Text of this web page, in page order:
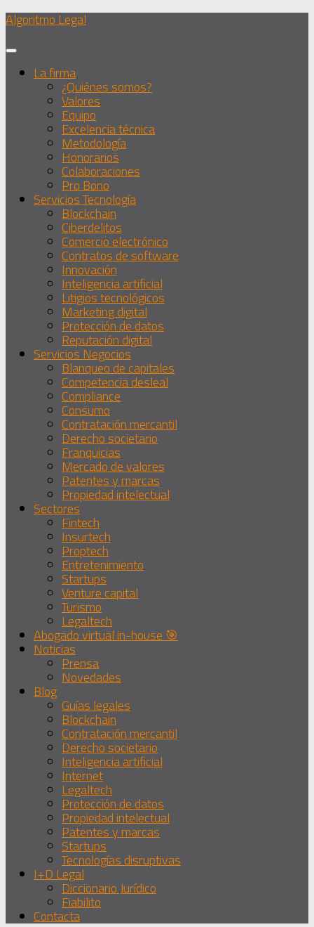
Debajo
del
contenido
Algoritmo Legal
La firma
¿Quiénes somos?
Valores
Equipo
Excelencia técnica
Metodología
Honorarios
Colaboraciones
Pro Bono
Servicios Tecnología
Blockchain
Ciberdelitos
Comercio electrónico
Contratos de software
Innovación
Inteligencia artificial
Litigios tecnológicos
Marketing digital
Protección de datos
Reputación digital
Servicios Negocios
Blanqueo de capitales
Competencia desleal
Compliance
Consumo
Contratación mercantil
Derecho societario
Franquicias
Mercado de valores
Patentes y marcas
Propiedad intelectual
Sectores
Fintech
Insurtech
Proptech
Entretenimiento
Startups
Venture capital
Turismo
Legaltech
Abogado virtual in-house 🎯
Noticias
Prensa
Novedades
Blog
Guías legales
Blockchain
Contratación mercantil
Derecho societario
Inteligencia artificial
Internet
Legaltech
Protección de datos
Propiedad intelectual
Patentes y marcas
Startups
Tecnologías disruptivas
I+D Legal
Diccionario Jurídico
Fiabilito
Contacta